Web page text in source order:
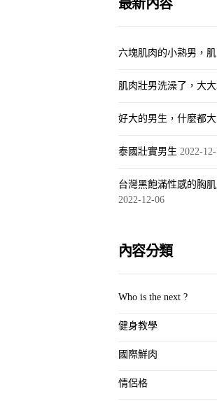
最新內容
六塊肌肉的小熟男，
肌肉壯男洗澡了，大
好大的男生，什麼都大
泰國壯實男生 2022-
台灣黑飽滿性感的胸
2022-12-06
內容分類
Who is the next ?
健身教學
國際鮮肉
情侶格